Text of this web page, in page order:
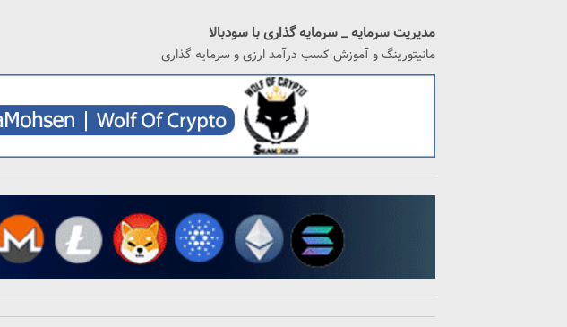
مدیریت سرمایه _ سرمایه گذاری با سودبالا
مانیتورینگ و آموزش کسب درآمد ارزی و سرمایه گذاری